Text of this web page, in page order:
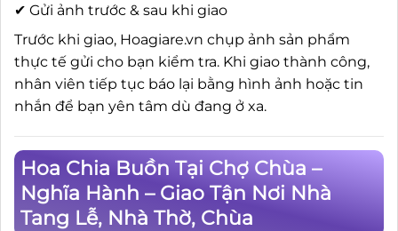
✔ Gửi ảnh trước & sau khi giao
Trước khi giao, Hoagiare.vn chụp ảnh sản phẩm
thực tế gửi cho bạn kiểm tra. Khi giao thành công,
nhân viên tiếp tục báo lại bằng hình ảnh hoặc tin
nhắn để bạn yên tâm dù đang ở xa.
Hoa Chia Buồn Tại Chợ Chùa –
Nghĩa Hành – Giao Tận Nơi Nhà
Tang Lễ, Nhà Thờ, Chùa